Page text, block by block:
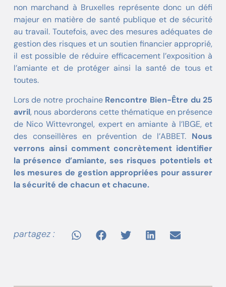
non marchand à Bruxelles représente donc un défi
majeur en matière de santé publique et de sécurité
au travail. Toutefois, avec des mesures adéquates de
gestion des risques et un soutien financier approprié,
il est possible de réduire efficacement l’exposition à
l’amiante et de protéger ainsi la santé de tous et
toutes.
Lors de notre prochaine Rencontre Bien-Être du 25
avril, nous aborderons cette thématique en présence
de Nico Wittevrongel, expert en amiante à l’IBGE, et
des conseillères en prévention de l’ABBET. Nous
verrons ainsi comment concrètement identifier
la présence d’amiante, ses risques potentiels et
les mesures de gestion appropriées pour assurer
la sécurité de chacun et chacune.
partagez :